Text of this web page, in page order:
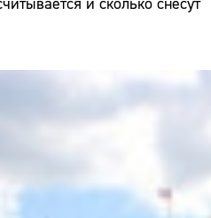
и сколько снесут